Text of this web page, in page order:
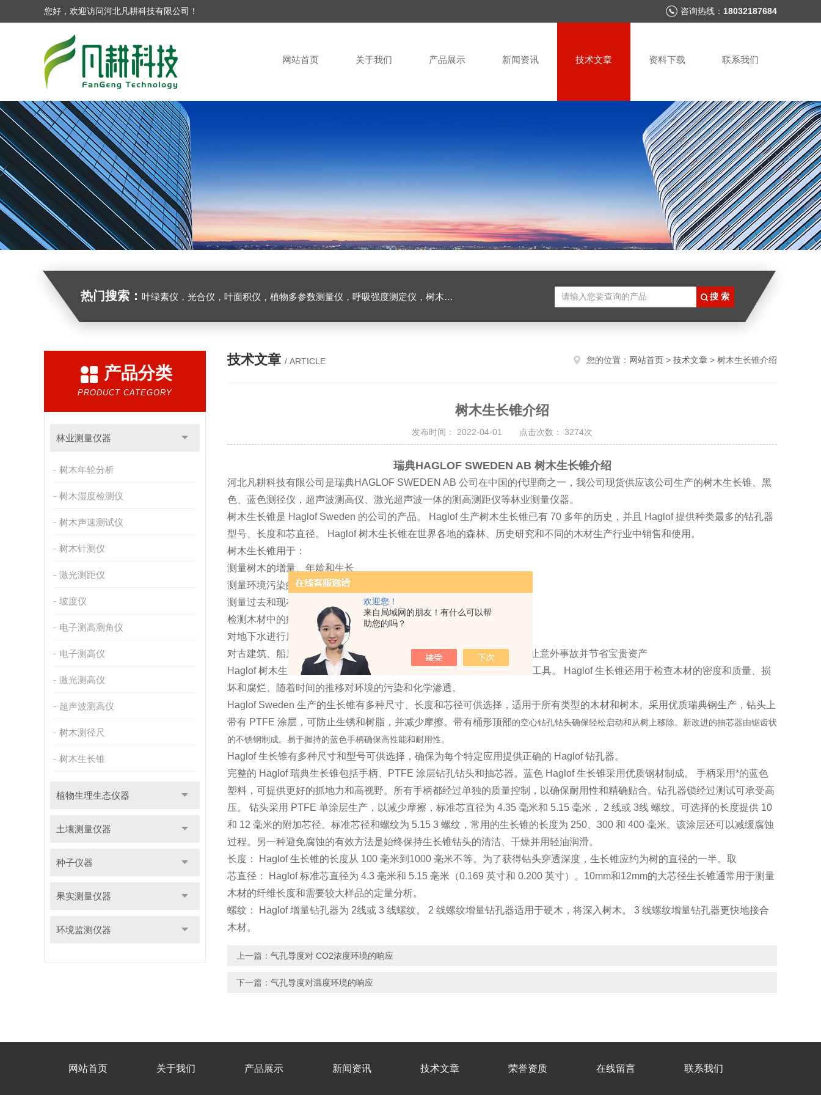
欢迎您！
来自局域网的朋友！有什么可以帮
助您的吗？
您好，欢迎访问河北凡耕科技有限公司！ 咨询热线： 18032187684
网站首页 关于我们 产品展示 新闻资讯 技术文章 资料下载 联系我们
热门搜索： 叶绿素仪，光合仪，叶面积仪，植物多参数测量仪，呼吸强度测定仪，树木生长锥，根系扫描仪
产品分类
PRODUCT CATEGORY
林业测量仪器
树木年轮分析
树木湿度检测仪
树木声速测试仪
树木针测仪
激光测距仪
坡度仪
电子测高测角仪
电子测高仪
激光测高仪
超声波测高仪
树木测径尺
树木生长锥
植物生理生态仪器
土壤测量仪器
种子仪器
果实测量仪器
环境监测仪器
技术文章 / ARTICLE 您的位置： 网站首页 > 技术文章 > 树木生长锥介绍
树木生长锥介绍
发布时间： 2022-04-01 点击次数： 3274次
瑞典HAGLOF SWEDEN AB 树木生长锥介绍
河北凡耕科技有限公司是瑞典HAGLOF SWEDEN AB 公司在中国的代理商之一，我公司现货供应该公司生产的树木生长锥、黑
色、蓝色测径仪，超声波测高仪、激光超声波一体的测高测距仪等林业测量仪器。
树木生长锥是 Haglof Sweden 的公司的产品。 Haglof 生产树木生长锥已有 70 多年的历史，并且 Haglof 提供种类最多的钻孔器
型号、长度和芯直径。 Haglof 树木生长锥在世界各地的森林、历史研究和不同的木材生产行业中销售和使用。
树木生长锥用于：
测量树木的增量、年龄和生长
测量环境污染的增加/减少
测量过去和现在的水资源和空气质量
检测木材中的疾病，例如腐烂并控制腐烂木材的百分比
对地下水进行质量控制
对古建筑、船只、电线杆和树木进行定期质量、密度和年龄检查，以防止意外事故并节省宝贵资产
Haglof 树木生长锥是在年龄和生长控制方面快速可靠地获得结果的取样工具。 Haglof 生长锥还用于检查木材的密度和质量、损
坏和腐烂、随着时间的推移对环境的污染和化学渗透。
Haglof Sweden 生产的生长锥有多种尺寸、长度和芯径可供选择，适用于所有类型的木材和树木。采用优质瑞典钢生产，钻头上
带有 PTFE 涂层，可防止生锈和树脂，并减少摩擦。带有桶形顶部的空心钻孔钻头确保轻松启动和从树上移除。新改进的抽芯器由锯齿状
的不锈钢制成。易于握持的蓝色手柄确保高性能和耐用性。
Haglof 生长锥有多种尺寸和型号可供选择，确保为每个特定应用提供正确的 Haglof 钻孔器。
完整的 Haglof 瑞典生长锥包括手柄、PTFE 涂层钻孔钻头和抽芯器。蓝色 Haglof 生长锥采用优质钢材制成。 手柄采用*的蓝色
塑料，可提供更好的抓地力和高视野。所有手柄都经过单独的质量控制，以确保耐用性和精确贴合。钻孔器锁经过测试可承受高
压。 钻头采用 PTFE 单涂层生产，以减少摩擦，标准芯直径为 4.35 毫米和 5.15 毫米， 2 线或 3线 螺纹。可选择的长度提供 10
和 12 毫米的附加芯径。标准芯径和螺纹为 5.15 3 螺纹，常用的生长锥的长度为 250、300 和 400 毫米。该涂层还可以减缓腐蚀
过程。另一种避免腐蚀的有效方法是始终保持生长锥钻头的清洁、干燥并用轻油润滑。
长度： Haglof 生长锥的长度从 100 毫米到1000 毫米不等。为了获得钻头穿透深度，生长锥应约为树的直径的一半。取
芯直径： Haglof 标准芯直径为 4.3 毫米和 5.15 毫米（0.169 英寸和 0.200 英寸）。10mm和12mm的大芯径生长锥通常用于测量
木材的纤维长度和需要较大样品的定量分析。
螺纹： Haglof 增量钻孔器为 2线或 3 线螺纹。 2 线螺纹增量钻孔器适用于硬木，将深入树木。 3 线螺纹增量钻孔器更快地接合
木材。
上一篇： 气孔导度对 CO2浓度环境的响应
下一篇： 气孔导度对温度环境的响应
网站首页 关于我们 产品展示 新闻资讯 技术文章 荣誉资质 在线留言 联系我们